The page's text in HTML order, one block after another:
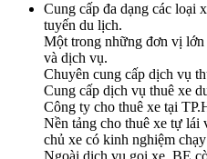
Cung cấp đa dạng các loại
tuyến du lịch.
Một trong những đơn vị
và dịch vụ.
Chuyên cung cấp dịch vụ
Cung cấp dịch vụ thuê xe
Công ty cho thuê xe tại
Nền tảng cho thuê xe tự lái
chủ xe có kinh nghiệm